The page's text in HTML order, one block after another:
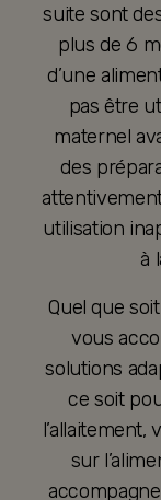
suite sont
plus de 6
d’une
pas être
maternel
des
utilisation
à
Quel que
vous
solutions
ce soit
sur